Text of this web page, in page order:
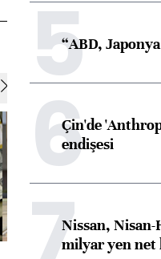
5
“ABD,
6
Çin'de
endişesi
Nissan,
milyar yen net